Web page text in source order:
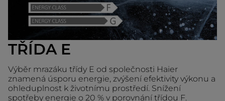
TŘÍDA E
Výběr mrazáku třídy E od společnosti Haier
znamená úsporu energie, zvýšení efektivity výkonu a
ohleduplnost k životnímu prostředí. Snížení
spotřeby energie o 20 % v porovnání třídou F.